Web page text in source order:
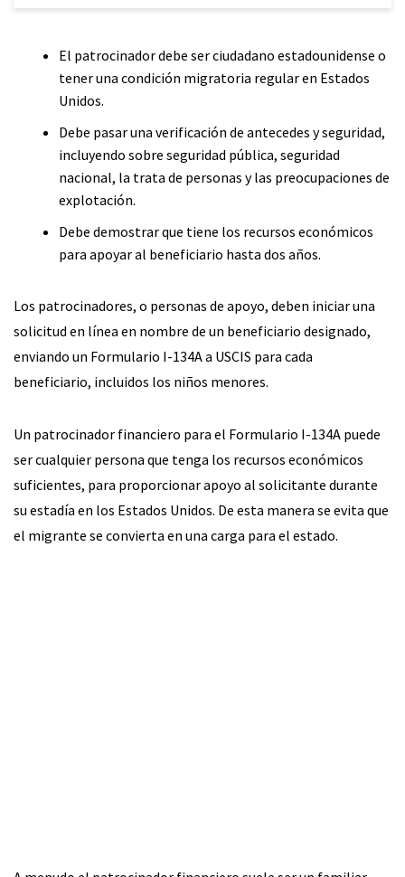
El patrocinador debe ser ciudadano estadounidense o
tener una condición migratoria regular en Estados
Unidos.
Debe pasar una verificación de antecedes y seguridad,
incluyendo sobre seguridad pública, seguridad
nacional, la trata de personas y las preocupaciones de
explotación.
Debe demostrar que tiene los recursos económicos
para apoyar al beneficiario hasta dos años.
Los patrocinadores, o personas de apoyo, deben iniciar una
solicitud en línea en nombre de un beneficiario designado,
enviando un Formulario I-134A a USCIS para cada
beneficiario, incluidos los niños menores.
Un patrocinador financiero para el Formulario I-134A puede
ser cualquier persona que tenga los recursos económicos
suficientes, para proporcionar apoyo al solicitante durante
su estadía en los Estados Unidos. De esta manera se evita que
el migrante se convierta en una carga para el estado.